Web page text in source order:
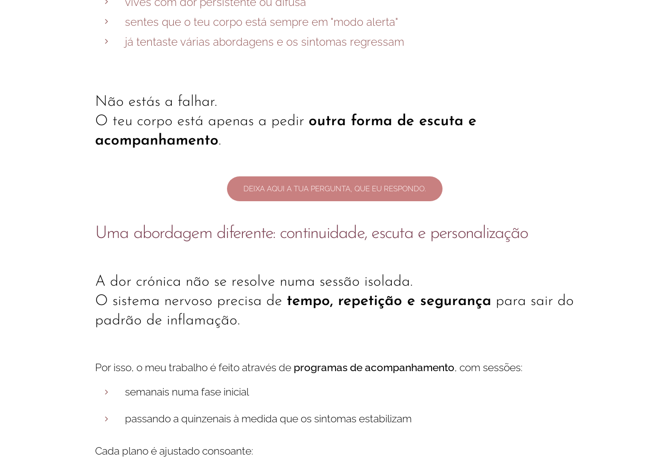
sentes que o teu corpo está sempre em "modo alerta"
já tentaste várias abordagens e os sintomas regressam
Não estás a falhar.
O teu corpo está apenas a pedir outra forma de escuta e
acompanhamento.
DEIXA AQUI A TUA PERGUNTA, QUE EU RESPONDO.
Uma abordagem diferente: continuidade, escuta e personalização
A dor crónica não se resolve numa sessão isolada.
O sistema nervoso precisa de tempo, repetição e segurança para sair do
padrão de inflamação.
Por isso, o meu trabalho é feito através de programas de acompanhamento, com sessões:
semanais numa fase inicial
passando a quinzenais à medida que os sintomas estabilizam
Cada plano é ajustado consoante: